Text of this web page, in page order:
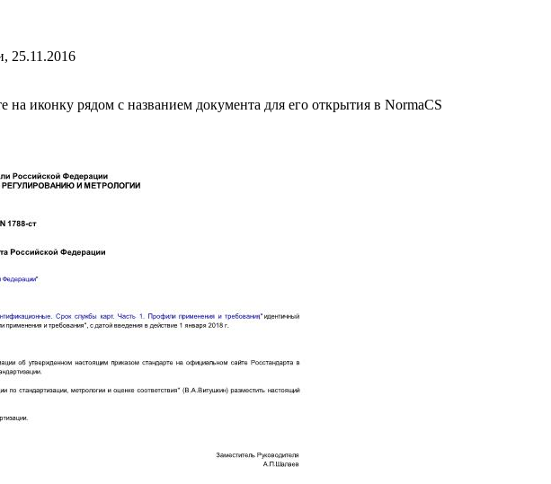
25.11.2016
на иконку рядом с названием документа для его открытия в NormaCS